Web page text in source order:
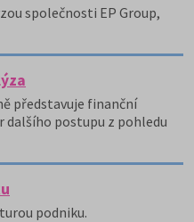
společnosti EP Group,
představuje finanční
postupu z pohledu
podniku.